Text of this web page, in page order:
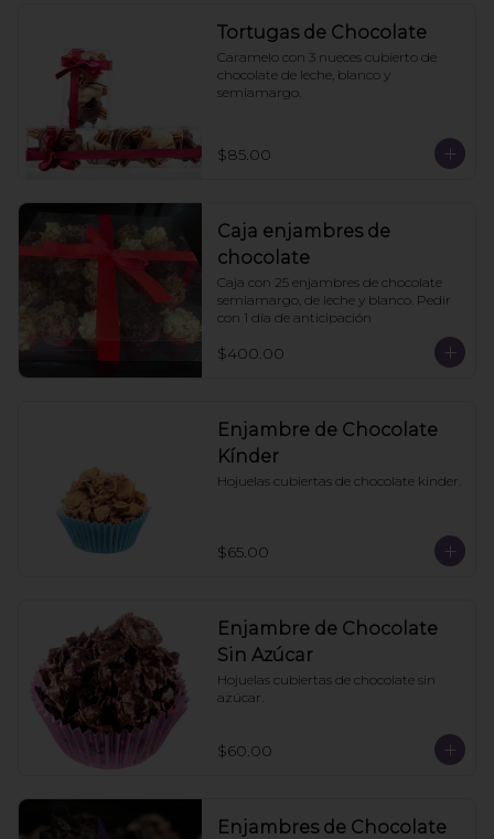
Tortugas de Chocolate
Caramelo con 3 nueces cubierto de
chocolate de leche, blanco y
semiamargo.
$85.00
Caja enjambres de
chocolate
Caja con 25 enjambres de chocolate
semiamargo, de leche y blanco. Pedir
con 1 día de anticipación
$400.00
Enjambre de Chocolate
Kínder
Hojuelas cubiertas de chocolate kinder.
$65.00
Enjambre de Chocolate
Sin Azúcar
Hojuelas cubiertas de chocolate sin
azúcar.
$60.00
Enjambres de Chocolate